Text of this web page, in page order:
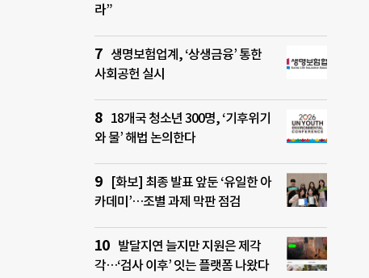
라”
생명보험업계, ‘상생금융’ 통한
사회공헌 실시
18개국 청소년 300명, ‘기후위기
와 물’ 해법 논의한다
[화보] 최종 발표 앞둔 ‘유일한 아
카데미’…조별 과제 막판 점검
발달지연 늘지만 지원은 제각
각…‘검사 이후’ 잇는 플랫폼 나왔다